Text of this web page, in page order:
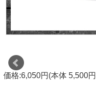
価格:6,050円(本体 5,500